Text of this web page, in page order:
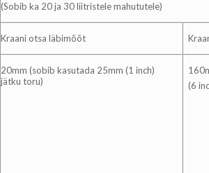
(Sobib ka 20 ja 30 liitristele mahututele)
Kraani otsa läbimõõt
20mm (sobib kasutada 25mm (1 inch)
jätku toru)
(6